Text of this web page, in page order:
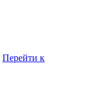
Перейти к